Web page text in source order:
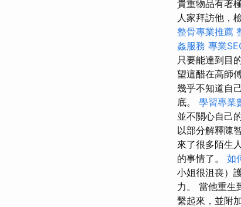
貴重物品有著
人家拜訪他，
整骨專業推薦
姦服務 專業
只要能達到目
望這醋在高師
幾乎不知道自
底。 學習專業
並不關心自己
以部分解釋陳
來了很多陌生
的事情了。 如
小姐很沮喪）
力。 當他重生
繫起來，並附